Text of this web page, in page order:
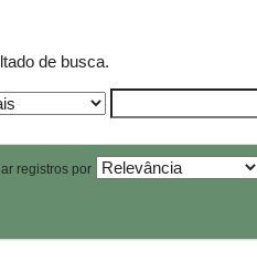
de busca.
registros por